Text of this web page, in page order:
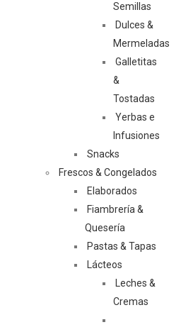
Semillas
Dulces &
Mermeladas
Galletitas
&
Tostadas
Yerbas e
Infusiones
Snacks
Frescos & Congelados
Elaborados
Fiambrería &
Quesería
Pastas & Tapas
Lácteos
Leches &
Cremas